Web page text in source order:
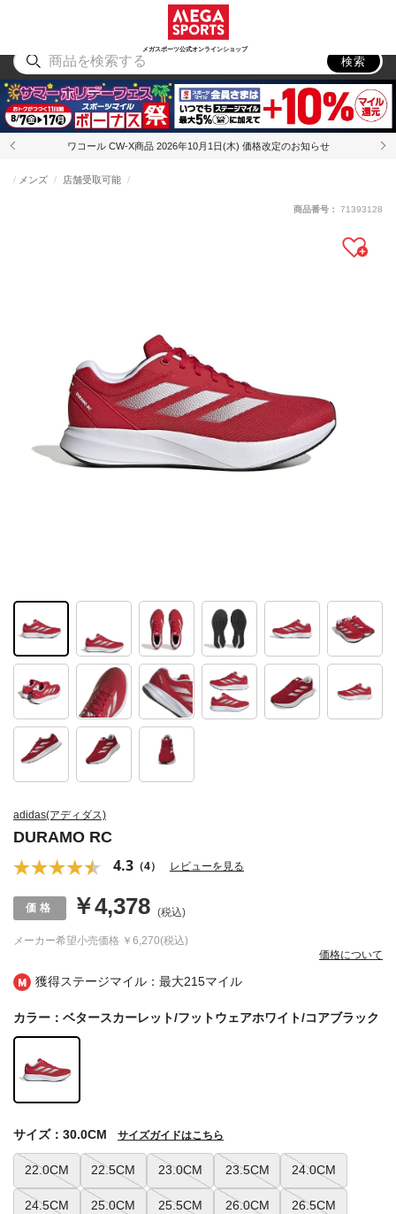
メガスポーツ公式オンラインショップ
アウトドア
検索
ワコール CW-X商品 2026年10月1日(木) 価格改定のお知らせ
獲得ステージマイル：最大215マイル
adidas(アディダス)
DURAMO RC
4.3 （4） レビューを見る
メンズ 店舗受取可能
メーカー希望小売価格 ￥6,270(税込)
￥4,378 (税込)
価格について
商品番号： 71393128
カラー：ベタースカーレット/フットウェアホワイト/コアブラック
22.0CM 22.5CM 23.0CM 23.5CM 24.0CM
24.5CM 25.0CM 25.5CM 26.0CM 26.5CM
サイズ：30.0CM サイズガイドはこちら